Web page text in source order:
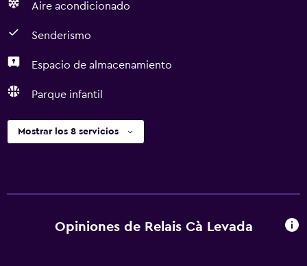
Aire acondicionado
Senderismo
Espacio de almacenamiento
Parque infantil
Mostrar los 8 servicios
Opiniones de Relais Cà Levada